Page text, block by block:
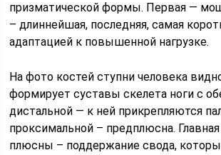
призматической формы. Первая —
– длиннейшая, последняя, самая
адаптацией к повышенной нагрузке.
На фото костей ступни человека
формирует суставы скелета ноги с
дистальной — к ней прикрепляются
проксимальной – предплюсна.
плюсны – поддержание свода,